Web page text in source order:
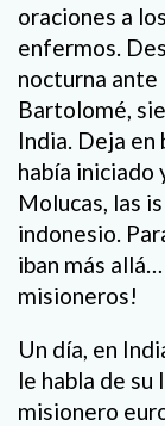
oraciones a
enfermos.
nocturna ante
Bartolomé,
India. Deja en
había iniciado
Molucas, las
indonesio.
iban más
misioneros!
Un día, en
le habla de su
misionero